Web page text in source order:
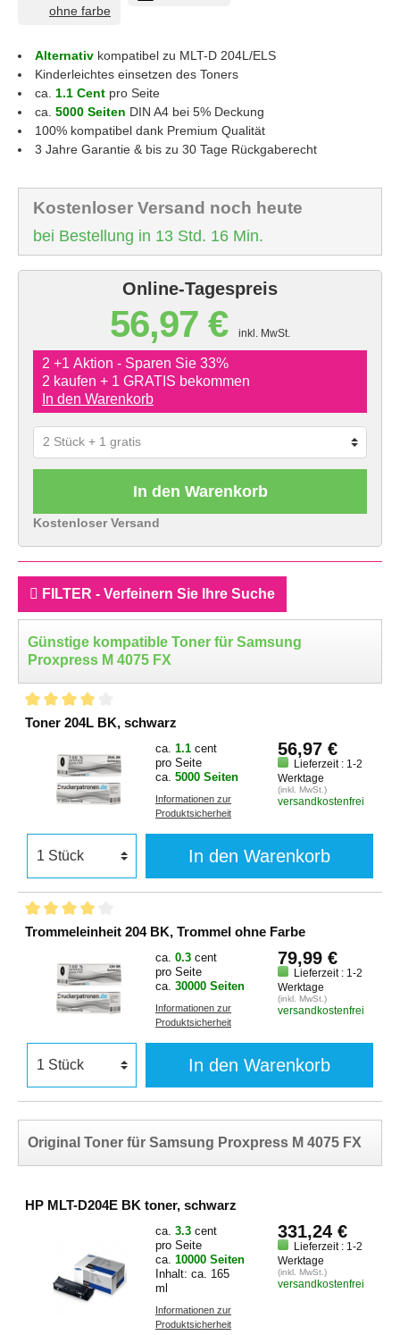
ohne farbe
Alternativ kompatibel zu MLT-D 204L/ELS
Kinderleichtes einsetzen des Toners
ca. 1.1 Cent pro Seite
ca. 5000 Seiten DIN A4 bei 5% Deckung
100% kompatibel dank Premium Qualität
3 Jahre Garantie & bis zu 30 Tage Rückgaberecht
Kostenloser Versand noch heute
bei Bestellung in 13 Std. 16 Min.
Online-Tagespreis
56,97 € inkl. MwSt.
2 +1 Aktion - Sparen Sie 33%
2 kaufen + 1 GRATIS bekommen
In den Warenkorb
In den Warenkorb
Kostenloser Versand
FILTER - Verfeinern Sie Ihre Suche
Günstige kompatible Toner für Samsung
Proxpress M 4075 FX
Toner 204L BK, schwarz
ca. 1.1 cent
pro Seite
ca. 5000 Seiten
Informationen zur
Produktsicherheit
56,97 €
Lieferzeit : 1-2
Werktage
(inkl. MwSt.)
versandkostenfrei
In den Warenkorb
Trommeleinheit 204 BK, Trommel ohne Farbe
ca. 0.3 cent
pro Seite
ca. 30000 Seiten
Informationen zur
Produktsicherheit
79,99 €
Lieferzeit : 1-2
Werktage
(inkl. MwSt.)
versandkostenfrei
In den Warenkorb
Original Toner für Samsung Proxpress M 4075 FX
HP MLT-D204E BK toner, schwarz
ca. 3.3 cent
pro Seite
ca. 10000 Seiten
Inhalt: ca. 165
ml
Informationen zur
Produktsicherheit
331,24 €
Lieferzeit : 1-2
Werktage
(inkl. MwSt.)
versandkostenfrei